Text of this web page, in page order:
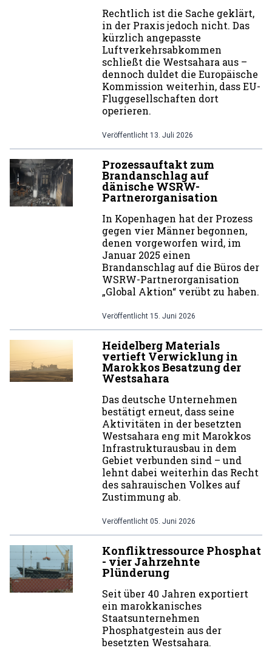
Rechtlich ist die Sache geklärt,
in der Praxis jedoch nicht. Das
kürzlich angepasste
Luftverkehrsabkommen
schließt die Westsahara aus –
dennoch duldet die Europäische
Kommission weiterhin, dass EU-
Fluggesellschaften dort
operieren.
Veröffentlicht 13. Juli 2026
Prozessauftakt zum
Brandanschlag auf
dänische WSRW-
Partnerorganisation
In Kopenhagen hat der Prozess
gegen vier Männer begonnen,
denen vorgeworfen wird, im
Januar 2025 einen
Brandanschlag auf die Büros der
WSRW-Partnerorganisation
„Global Aktion“ verübt zu haben.
Veröffentlicht 15. Juni 2026
Heidelberg Materials
vertieft Verwicklung in
Marokkos Besatzung der
Westsahara
Das deutsche Unternehmen
bestätigt erneut, dass seine
Aktivitäten in der besetzten
Westsahara eng mit Marokkos
Infrastrukturausbau in dem
Gebiet verbunden sind – und
lehnt dabei weiterhin das Recht
des sahrauischen Volkes auf
Zustimmung ab.
Veröffentlicht 05. Juni 2026
Konfliktressource Phosphat
- vier Jahrzehnte
Plünderung
Seit über 40 Jahren exportiert
ein marokkanisches
Staatsunternehmen
Phosphatgestein aus der
besetzten Westsahara.